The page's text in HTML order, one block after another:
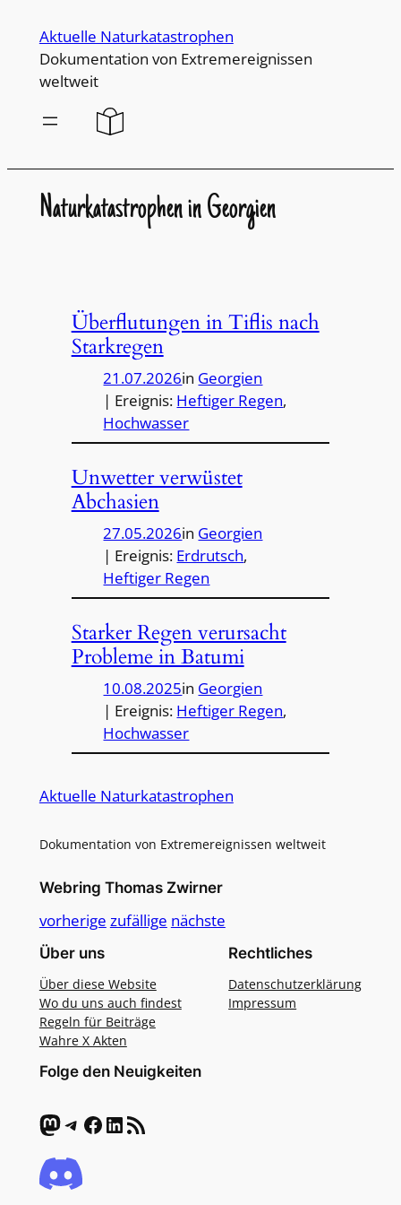
Inhalt
wechseln
Aktuelle Naturkatastrophen
Dokumentation von Extremereignissen
weltweit
Naturkatastrophen in Georgien
Überflutungen in Tiflis nach
Starkregen
21.07.2026in Georgien
| Ereignis: Heftiger Regen
Hochwasser
Unwetter verwüstet
Abchasien
27.05.2026in Georgien
| Ereignis: Erdrutsch
Heftiger Regen
Starker Regen verursacht
Probleme in Batumi
10.08.2025in Georgien
| Ereignis: Heftiger Regen
Hochwasser
Aktuelle Naturkatastrophen
Dokumentation von Extremereignissen weltweit
Webring Thomas Zwirner
vorherige zufällige nächste
Über uns
Über diese Website
Wo du uns auch findest
Regeln für Beiträge
Wahre X Akten
Rechtliches
Datenschutzerklärung
Impressum
Folge den Neuigkeiten
Mastodon Telegram Facebook LinkedIn RSS-Feed